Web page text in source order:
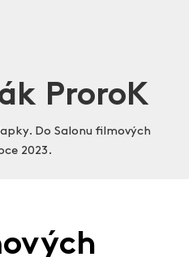
ProroK
Do Salonu filmových
2023.